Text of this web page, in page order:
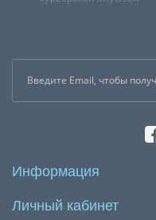
Информация
Личный кабинет